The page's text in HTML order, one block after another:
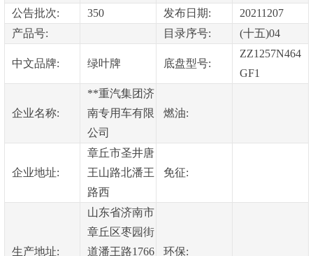
公告批次:
350 发布日期:
20211207
产品号:
目录序号: (十五)04
中文品牌: 绿叶牌 底盘型号:
ZZ1257N464
GF1
企业名称:
**重汽集团济
南专用车有限
公司
燃油:
企业地址:
章丘市圣井唐
王山路北潘王
路西
免征:
生产地址:
山东省济南市
章丘区枣园街
道潘王路1766
环保: